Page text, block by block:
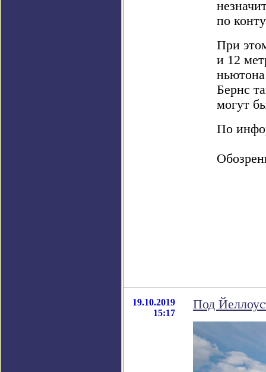
по
При
и 12
ньютона
Бернс
могут
По
19.10.2019
15:17
Под